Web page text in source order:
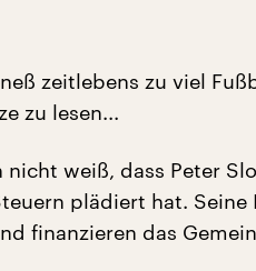
zeitlebens zu viel
zu lesen...
nicht weiß, dass Peter
plädiert hat. Seine
finanzieren das